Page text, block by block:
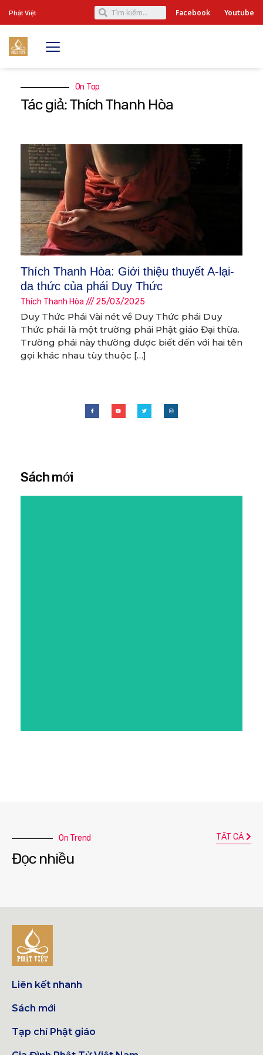
Phật Việt Facebook Youtube
On Top
Tác giả: Thích Thanh Hòa
Thích Thanh Hòa: Giới thiệu thuyết A-lại-
da thức của phái Duy Thức
Thích Thanh Hòa 25/03/2025
Duy Thức Phái Vài nét về Duy Thức phái Duy
Thức phái là một trường phái Phật giáo Đại thừa.
Trường phái này thường được biết đến với hai tên
gọi khác nhau tùy thuộc […]
Sách mới
On Trend
Đọc nhiều
TẤT CẢ
Liên kết nhanh
Sách mới
Tạp chí Phật giáo